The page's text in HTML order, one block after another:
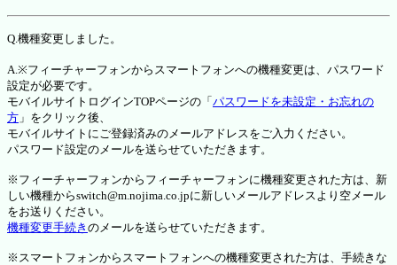
Q.機種変更しました。
A.※フィーチャーフォンからスマートフォンへの機種変更は、パスワード
設定が必要です。
モバイルサイトログインTOPページの「 パスワードを未設定・お忘れの
方 」をクリック後、
モバイルサイトにご登録済みのメールアドレスをご入力ください。
パスワード設定のメールを送らせていただきます。
※フィーチャーフォンからフィーチャーフォンに機種変更された方は、新
しい機種からswitch@m.nojima.co.jpに新しいメールアドレスより空メール
をお送りください。
機種変更手続き のメールを送らせていただきます。
※スマートフォンからスマートフォンへの機種変更された方は、手続きな